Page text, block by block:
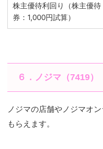
株主優待利回り（株主優待
券：1,000円試算）
６．ノジマ（7419）
ノジマの店舗やノジマオ
もらえます。